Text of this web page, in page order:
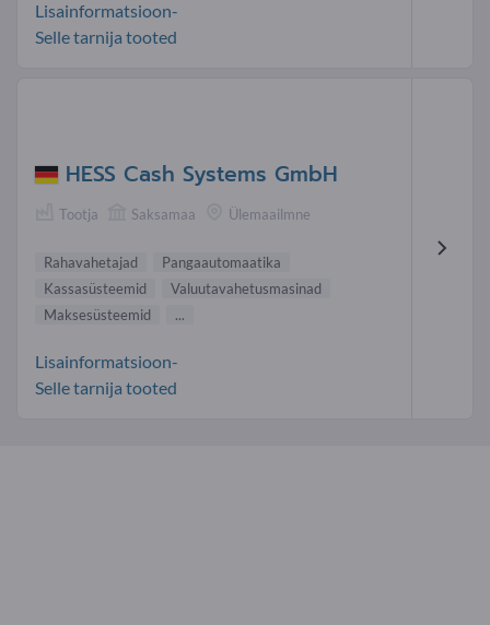
Lisainformatsioon-
Selle tarnija tooted
HESS Cash Systems GmbH
Tootja Saksamaa Ülemaailmne
Rahavahetajad
Pangaautomaatika
Kassasüsteemid
Valuutavahetusmasinad
Maksesüsteemid
...
Lisainformatsioon-
Selle tarnija tooted